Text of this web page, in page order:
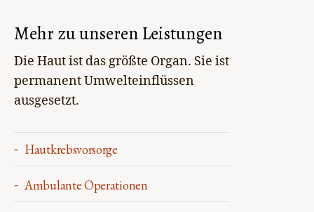
Mehr zu unseren Leistungen
Die Haut ist das größte Organ. Sie ist
permanent Umwelteinflüssen
ausgesetzt.
Hautkrebsvorsorge
Ambulante Operationen